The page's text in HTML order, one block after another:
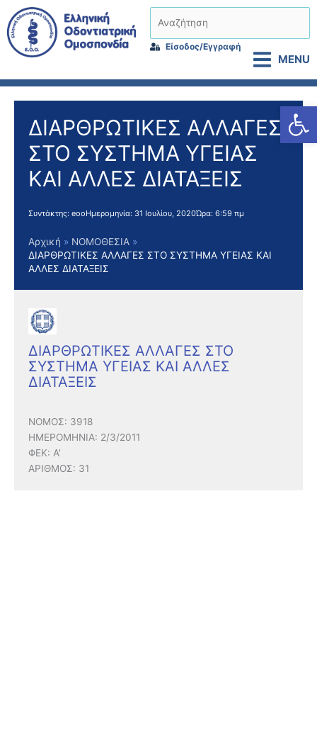
Μετάβαση
στο
περιεχόμενο
Είσοδος/Εγγραφή
MENU
ΔΙΑΡΘΡΩΤΙΚΕΣ ΑΛΛΑΓΕΣ
ΣΤΟ ΣΥΣΤΗΜΑ ΥΓΕΙΑΣ
ΚΑΙ ΑΛΛΕΣ ΔΙΑΤΑΞΕΙΣ
Συντάκτης: eooΗμερομηνία: 31 Ιουλίου, 2020Ώρα: 6:59 πμ
Αρχική
ΝΟΜΟΘΕΣΙΑ
ΔΙΑΡΘΡΩΤΙΚΕΣ ΑΛΛΑΓΕΣ ΣΤΟ ΣΥΣΤΗΜΑ ΥΓΕΙΑΣ ΚΑΙ
ΑΛΛΕΣ ΔΙΑΤΑΞΕΙΣ
ΔΙΑΡΘΡΩΤΙΚΕΣ ΑΛΛΑΓΕΣ ΣΤΟ
ΣΥΣΤΗΜΑ ΥΓΕΙΑΣ ΚΑΙ ΑΛΛΕΣ
ΔΙΑΤΑΞΕΙΣ
ΝΟΜΟΣ: 3918
ΗΜΕΡΟΜΗΝΙΑ: 2/3/2011
ΦΕΚ: Α'
ΑΡΙΘΜΟΣ: 31